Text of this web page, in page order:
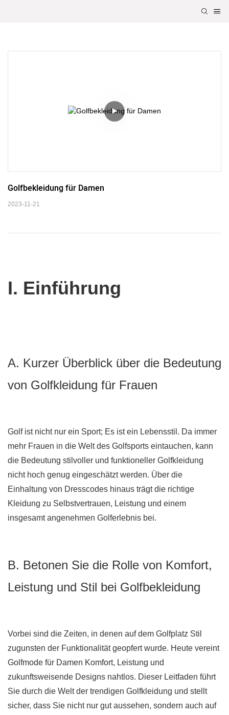
Golfbekleidung für Damen
2023-11-21
I. Einführung
A. Kurzer Überblick über die Bedeutung
von Golfkleidung für Frauen
Golf ist nicht nur ein Sport; Es ist ein Lebensstil. Da immer
mehr Frauen in die Welt des Golfsports eintauchen, kann
die Bedeutung stilvoller und funktioneller Golfkleidung
nicht hoch genug eingeschätzt werden. Über die
Einhaltung von Dresscodes hinaus trägt die richtige
Kleidung zu Selbstvertrauen, Leistung und einem
insgesamt angenehmen Golferlebnis bei.
B. Betonen Sie die Rolle von Komfort,
Leistung und Stil bei Golfbekleidung
Vorbei sind die Zeiten, in denen auf dem Golfplatz Stil
zugunsten der Funktionalität geopfert wurde. Heute vereint
Golfmode für Damen Komfort, Leistung und
zukunftsweisende Designs nahtlos. Dieser Leitfaden führt
Sie durch die Welt der trendigen Golfkleidung und stellt
sicher, dass Sie nicht nur gut aussehen, sondern auch auf